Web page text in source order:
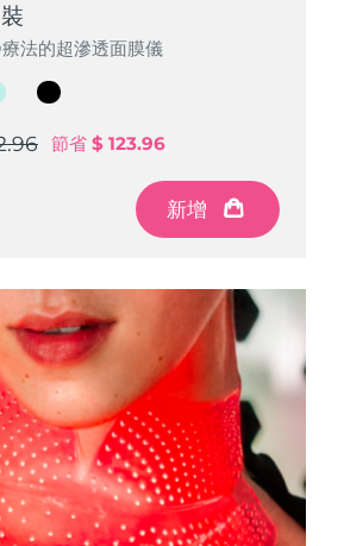
法的超滲透面膜儀
節省 $ 123.96
新增
法的超滲透面膜儀
節省 $ 123.96
新增
法的超滲透面膜儀
節省 $ 123.96
新增
法的超滲透面膜儀
節省 $ 123.96
新增
預計送達日期
預計送達日期 15/08/2026